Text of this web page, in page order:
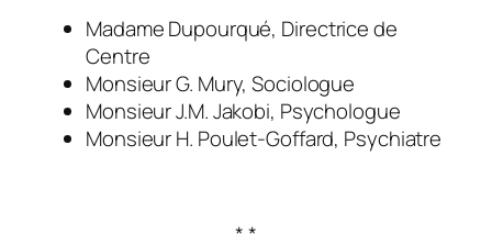
Madame Dupourqué, Directrice de
Centre
Monsieur G. Mury, Sociologue
Monsieur J.M. Jakobi, Psychologue
Monsieur H. Poulet-Goffard, Psychiatre